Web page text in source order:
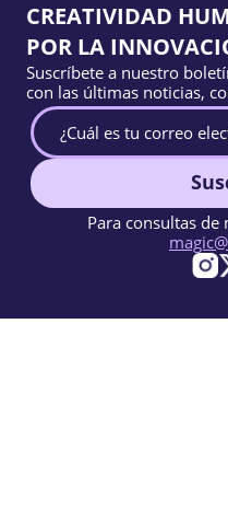
CREATIVIDAD
POR LA
Suscríbete a nuestro
con las últimas noticias,
Para consultas de